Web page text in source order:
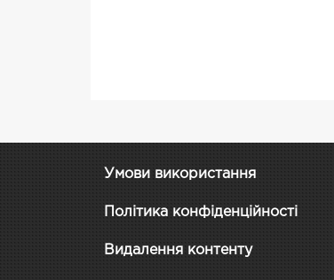
Умови використання
Політика конфіденційності
Видалення контенту